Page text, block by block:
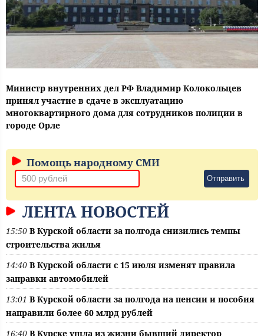
Министр внутренних дел РФ Владимир Колокольцев
принял участие в сдаче в эксплуатацию
многоквартирного дома для сотрудников полиции в
городе Орле
Помощь народному СМИ
Отправить
ЛЕНТА НОВОСТЕЙ
15:50 В Курской области за полгода снизились темпы
строительства жилья
14:40 В Курской области с 15 июля изменят правила
заправки автомобилей
13:01 В Курской области за полгода на пенсии и пособия
направили более 60 млрд рублей
16:40 В Курске ушла из жизни бывший директор